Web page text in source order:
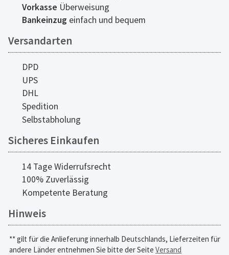
Vorkasse Überweisung
Bankeinzug einfach und bequem
Versandarten
DPD
UPS
DHL
Spedition
Selbstabholung
Sicheres Einkaufen
14 Tage Widerrufsrecht
100% Zuverlässig
Kompetente Beratung
Hinweis
** gilt für die Anlieferung innerhalb Deutschlands, Lieferzeiten für
andere Länder entnehmen Sie bitte der Seite Versand